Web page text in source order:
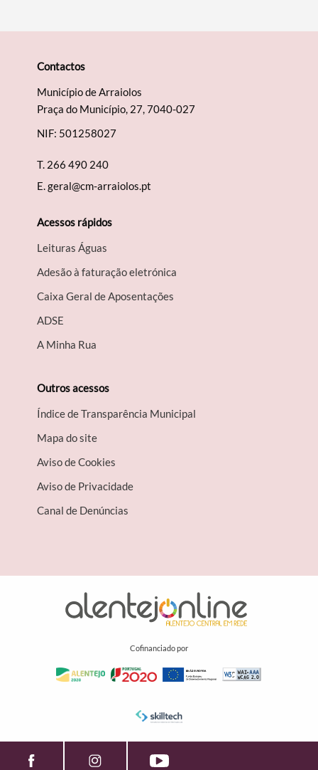
Contactos
Município de Arraiolos
Praça do Município, 27, 7040-027
NIF: 501258027
T. 266 490 240
E.geral@cm-arraiolos.pt
Acessos rápidos
Leituras Águas
Adesão à faturação eletrónica
Caixa Geral de Aposentações
A​DSE
A Minha Rua
Outros acessos
Índice de Transparência Municipal
Mapa do site
Aviso de Cookies
Aviso de Privacidade
Canal de Denúncias
Cofinanciado por